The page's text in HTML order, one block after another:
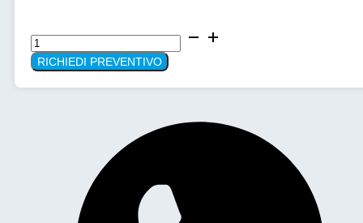
Ultracongelatore
-86
FA-
RICHIEDI PREVENTIVO